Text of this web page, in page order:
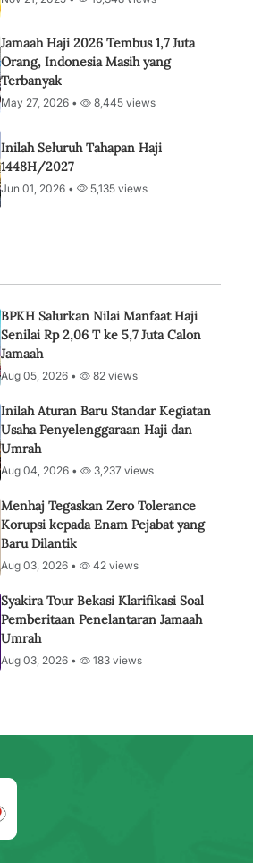
Jamaah Haji 2026 Tembus 1,7 Juta
Orang, Indonesia Masih yang
Terbanyak
May 27, 2026 • 8,445 views
Inilah Seluruh Tahapan Haji
1448H/2027
Jun 01, 2026 • 5,135 views
BPKH Salurkan Nilai Manfaat Haji
Senilai Rp 2,06 T ke 5,7 Juta Calon
Jamaah
Aug 05, 2026 • 82 views
Inilah Aturan Baru Standar Kegiatan
Usaha Penyelenggaraan Haji dan
Umrah
Aug 04, 2026 • 3,237 views
Menhaj Tegaskan Zero Tolerance
Korupsi kepada Enam Pejabat yang
Baru Dilantik
Aug 03, 2026 • 42 views
Syakira Tour Bekasi Klarifikasi Soal
Pemberitaan Penelantaran Jamaah
Umrah
Aug 03, 2026 • 183 views